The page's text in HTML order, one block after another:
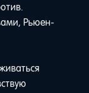
Рьюен-